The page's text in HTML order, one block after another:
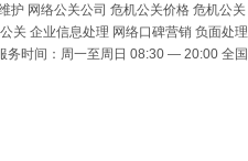
护 网络公关公司 危机公关价格 危机公关
关 企业信息处理 网络口碑营销 负面处理
时间：周一至周日 08:30 — 20:00 全国